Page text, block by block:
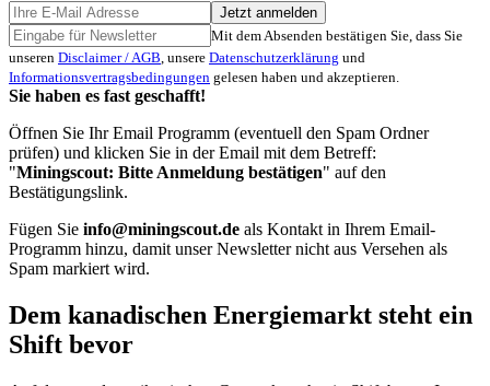
Jetzt anmelden
Mit dem Absenden bestätigen Sie, dass Sie
unseren Disclaimer / AGB, unsere Datenschutzerklärung und
Informationsvertragsbedingungen gelesen haben und akzeptieren.
Sie haben es fast geschafft!
Öffnen Sie Ihr Email Programm (eventuell den Spam Ordner
prüfen) und klicken Sie in der Email mit dem Betreff:
"Miningscout: Bitte Anmeldung bestätigen" auf den
Bestätigungslink.
Fügen Sie info@miningscout.de als Kontakt in Ihrem Email-
Programm hinzu, damit unser Newsletter nicht aus Versehen als
Spam markiert wird.
Dem kanadischen Energiemarkt steht ein
Shift bevor